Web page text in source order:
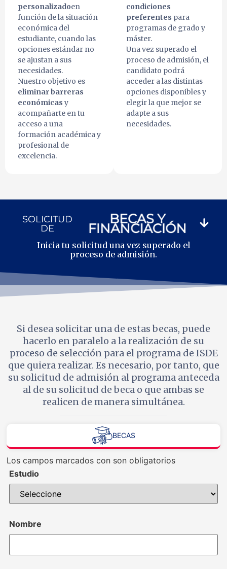
personalizadoen
función de la situación
económica del
estudiante, cuando las
opciones estándar no
se ajustan a sus
necesidades.
Nuestro objetivo es
eliminar barreras
económicas y
acompañarte en tu
acceso a una
formación académica y
profesional de
excelencia.
condiciones
preferentes para
programas de grado y
máster.
Una vez superado el
proceso de admisión, el
candidato podrá
acceder a las distintas
opciones disponibles y
elegir la que mejor se
adapte a sus
necesidades.
SOLICITUD
DE
BECAS Y
FINANCIACIÓN
Inicia tu solicitud una vez superado el
proceso de admisión.
Si desea solicitar una de estas becas, puede
hacerlo en paralelo a la realización de su
proceso de selección para el programa de ISDE
que quiera realizar. Es necesario, por tanto, que
su solicitud de admisión al programa anteceda
al de su solicitud de beca o que ambas se
realicen de manera simultánea.
BECAS
Los campos marcados con son obligatorios
Estudio
Nombre